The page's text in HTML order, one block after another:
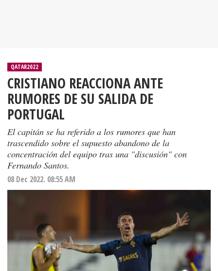
QATAR2022
CRISTIANO REACCIONA ANTE
RUMORES DE SU SALIDA DE
PORTUGAL
El capitán se ha referido a los rumores que han
trascendido sobre el supuesto abandono de la
concentración del equipo tras una "discusión" con
Fernando Santos.
08 Dec 2022. 08:55 AM